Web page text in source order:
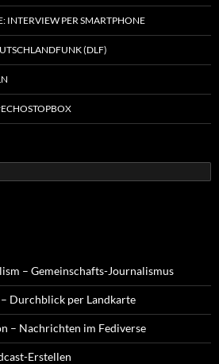
INTERVIEW PER SMARTPHONE
(DLF)
– Gemeinschafts-Journalismus
Durchblick per Landkarte
– Nachrichten im Fediverse
Erstellen